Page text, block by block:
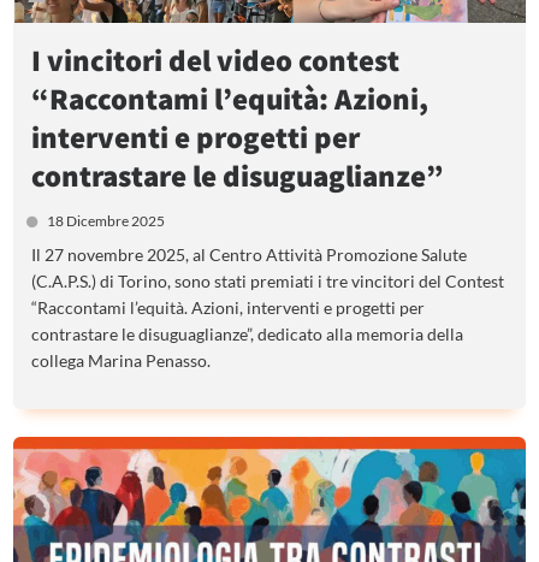
I vincitori del video contest
“Raccontami l’equità: Azioni,
interventi e progetti per
contrastare le disuguaglianze”
18 Dicembre 2025
Il 27 novembre 2025, al Centro Attività Promozione Salute
(C.A.P.S.) di Torino, sono stati premiati i tre vincitori del Contest
“Raccontami l’equità. Azioni, interventi e progetti per
contrastare le disuguaglianze”, dedicato alla memoria della
collega Marina Penasso.